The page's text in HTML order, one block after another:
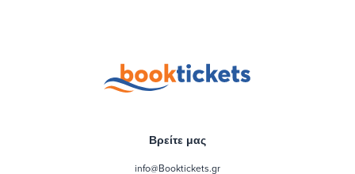
Βρείτε μας
info@Booktickets.gr